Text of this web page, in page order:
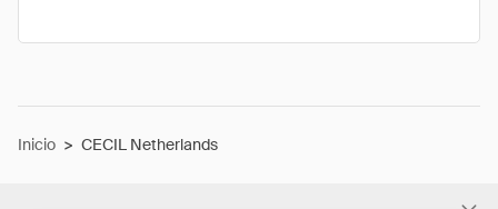
Inicio > CECIL Netherlands